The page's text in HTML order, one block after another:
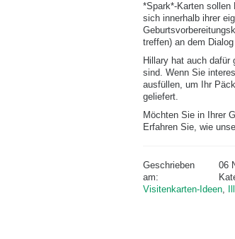
*Spark*-Karten sollen
sich innerhalb ihrer
treffen) an dem
Hillary hat auch
sind. Wenn Sie
ausfüllen, um Ihr
geliefert.
Möchten Sie in Ihrer
Erfahren Sie, wie
Geschrieben
am:
06
Visitenkarten-Ideen,